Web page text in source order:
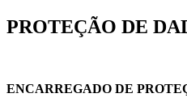
PROTEÇÃO DE
ENCARREGADO DE